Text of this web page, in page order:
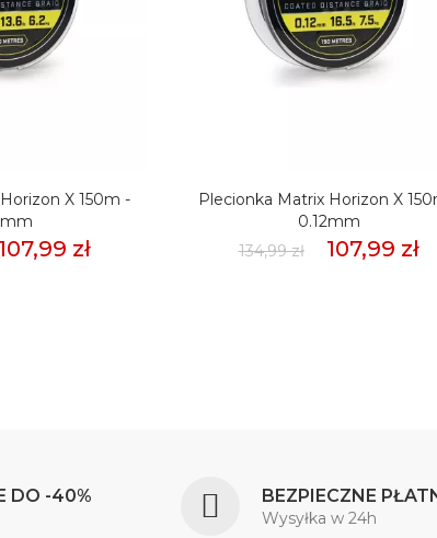
X 150m -
107,99 zł
Plecionka Matrix Horizon X
0.12mm
134,99 zł
107,99 zł
DO -40% BEZPIECZNE
Wysyłka w 24h